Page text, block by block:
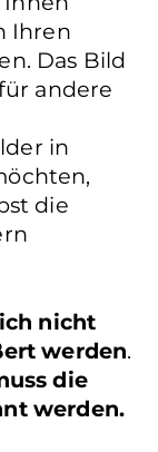
Ihren
Das Bild
andere
in
die
nicht
werden.
die
werden.